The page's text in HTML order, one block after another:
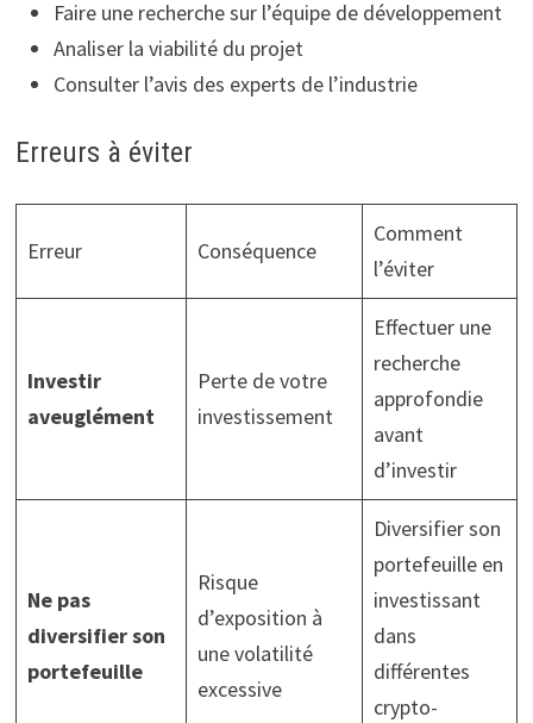
Faire une recherche sur l’équipe de développement
Analiser la viabilité du projet
Consulter l’avis des experts de l’industrie
Erreurs à éviter
Erreur Conséquence
Comment
l’éviter
Investir
aveuglément
Perte de votre
investissement
Effectuer une
recherche
approfondie
avant
d’investir
Ne pas
diversifier son
portefeuille
Risque
d’exposition à
une volatilité
excessive
Diversifier son
portefeuille en
investissant
dans
différentes
crypto-